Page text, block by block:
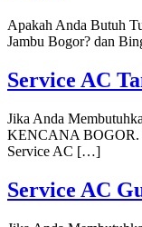
Apakah Anda Butuh
Jambu Bogor? dan
Service AC
Jika Anda
KENCANA BOGOR.
Service AC […]
Service AC